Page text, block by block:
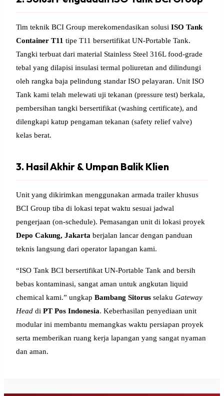
Tim teknik BCI Group merekomendasikan solusi ISO Tank
Container T11 tipe T11 bersertifikat UN-Portable Tank.
Tangki terbuat dari material Stainless Steel 316L food-grade
tebal yang dilapisi insulasi termal poliuretan and dilindungi
oleh rangka baja pelindung standar ISO pelayaran. Unit ISO
Tank kami telah melewati uji tekanan (pressure test) berkala,
pembersihan tangki bersertifikat (washing certificate), and
dilengkapi katup pengaman tekanan (safety relief valve)
kelas berat.
3. Hasil Akhir & Umpan Balik Klien
Unit yang dikirimkan menggunakan armada trailer khusus
BCI Group tiba di lokasi tepat waktu sesuai jadwal
pengerjaan (on-schedule). Pemasangan unit di lokasi proyek
Depo Cakung, Jakarta berjalan lancar dengan panduan
teknis langsung dari operator lapangan kami.
“ISO Tank BCI bersertifikat UN-Portable Tank and bersih
bebas kontaminasi, sangat aman untuk angkutan liquid
chemical kami.” ungkap Bambang Sitorus selaku Gateway
Head di PT Pos Indonesia. Keberhasilan penyediaan unit
modular ini membantu memangkas waktu persiapan proyek
serta memberikan ruang kerja lapangan yang sangat nyaman
dan aman.